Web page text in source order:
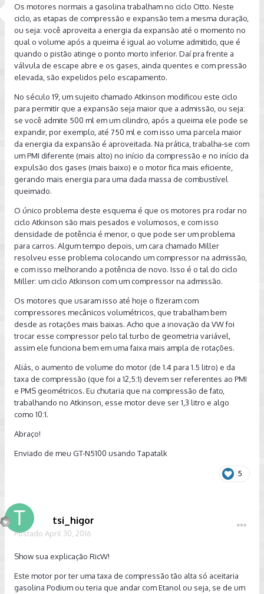
Os motores normais a gasolina trabalham no ciclo Otto. Neste
ciclo, as etapas de compressão e expansão tem a mesma duração,
ou seja: você aproveita a energia da expansão até o momento no
qual o volume após a queima é igual ao volume admitido, que é
quando o pistão atinge o ponto morto inferior. Daí pra frente a
válvula de escape abre e os gases, ainda quentes e com pressão
elevada, são expelidos pelo escapamento.
No século 19, um sujeito chamado Atkinson modificou este ciclo
para permitir que a expansão seja maior que a admissão, ou seja:
se você admite 500 ml em um cilindro, após a queima ele pode se
expandir, por exemplo, até 750 ml e com isso uma parcela maior
da energia da expansão é aproveitada. Na prática, trabalha-se com
um PMI diferente (mais alto) no início da compressão e no início da
expulsão dos gases (mais baixo) e o motor fica mais eficiente,
gerando mais energia para uma dada massa de combustível
queimado.
O único problema deste esquema é que os motores pra rodar no
ciclo Atkinson são mais pesados e volumosos, e com isso
densidade de potência é menor, o que pode ser um problema
para carros. Algum tempo depois, um cara chamado Miller
resolveu esse problema colocando um compressor na admissão,
e com isso melhorando a potência de novo. Isso é o tal do ciclo
Miller: um ciclo Atkinson com um compressor na admissão.
Os motores que usaram isso até hoje o fizeram com
compressores mecânicos volumétricos, que trabalham bem
desde as rotações mais baixas. Acho que a inovação da VW foi
trocar esse compressor pelo tal turbo de geometria variável,
assim ele funciona bem em uma faixa mais ampla de rotações.
Aliás, o aumento de volume do motor (de 1.4 para 1.5 litro) e da
taxa de compressão (que foi a 12,5:1) devem ser referentes ao PMI
e PMS geométricos. Eu chutaria que na compressão de fato,
trabalhando no Atkinson, esse motor deve ser 1,3 litro e algo
como 10:1.
Abraço!
Enviado de meu GT-N5100 usando Tapatalk
5
tsi_higor
Postado April 30, 2016
Show sua explicação RicW!
Este motor por ter uma taxa de compressão tão alta só aceitaria
gasolina Podium ou teria que andar com Etanol ou seja, se de um